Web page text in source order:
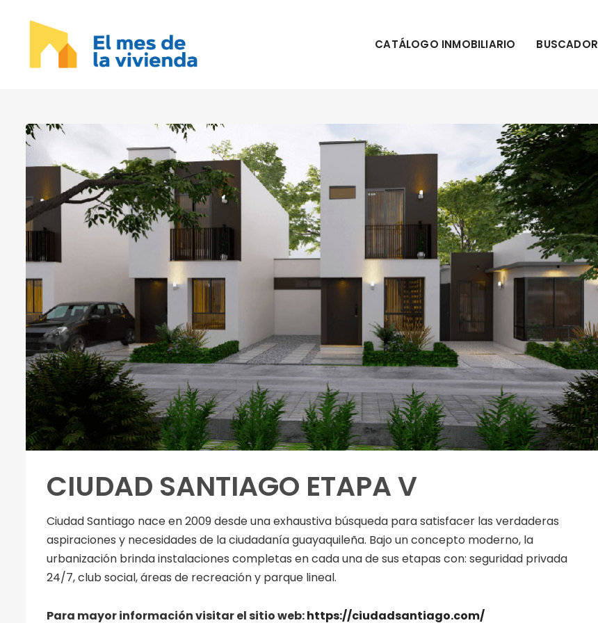
CATÁLOGO INMOBILIARIO BUSCADOR
CIUDAD SANTIAGO ETAPA V
Ciudad Santiago nace en 2009 desde una exhaustiva búsqueda para satisfacer las verdaderas
aspiraciones y necesidades de la ciudadanía guayaquileña. Bajo un concepto moderno, la
urbanización brinda instalaciones completas en cada una de sus etapas con: seguridad privada
24/7, club social, áreas de recreación y parque lineal.
Para mayor información visitar el sitio web:https://ciudadsantiago.com/